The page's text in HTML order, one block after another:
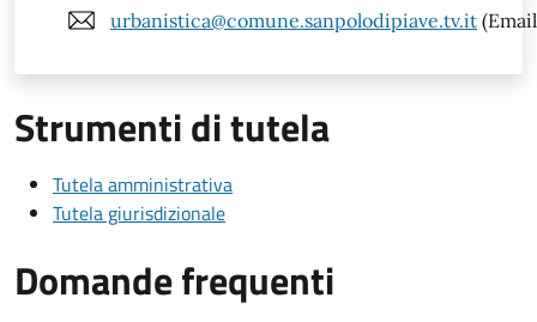
urbanistica@comune.sanpolodipiave.tv.it
Strumenti di tutela
Tutela amministrativa
Tutela giurisdizionale
Domande frequenti